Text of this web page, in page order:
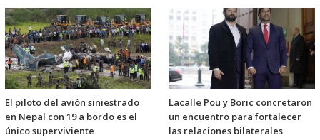
El piloto del avión siniestrado
en Nepal con 19 a bordo es el
único superviviente
Lacalle Pou y Boric concretaron
un encuentro para fortalecer
las relaciones bilaterales